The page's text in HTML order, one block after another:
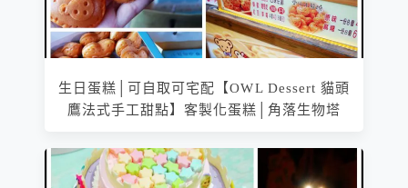
生日蛋糕│可自取可宅配【OWL Dessert 貓頭
鷹法式手工甜點】客製化蛋糕│角落生物塔